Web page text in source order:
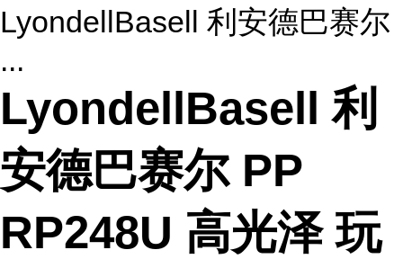
LyondellBasell 利安德巴赛尔
...
LyondellBasell 利
安德巴赛尔 PP
RP248U 高光泽 玩